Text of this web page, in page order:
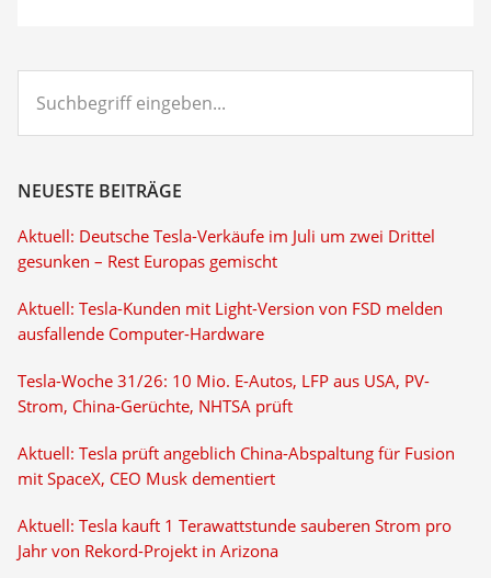
eingeben...
NEUESTE BEITRÄGE
Aktuell: Deutsche Tesla-Verkäufe im Juli um zwei Drittel
gesunken – Rest Europas gemischt
Aktuell: Tesla-Kunden mit Light-Version von FSD melden
ausfallende Computer-Hardware
Tesla-Woche 31/26: 10 Mio. E-Autos, LFP aus USA, PV-
Strom, China-Gerüchte, NHTSA prüft
Aktuell: Tesla prüft angeblich China-Abspaltung für Fusion
mit SpaceX, CEO Musk dementiert
Aktuell: Tesla kauft 1 Terawattstunde sauberen Strom pro
Jahr von Rekord-Projekt in Arizona